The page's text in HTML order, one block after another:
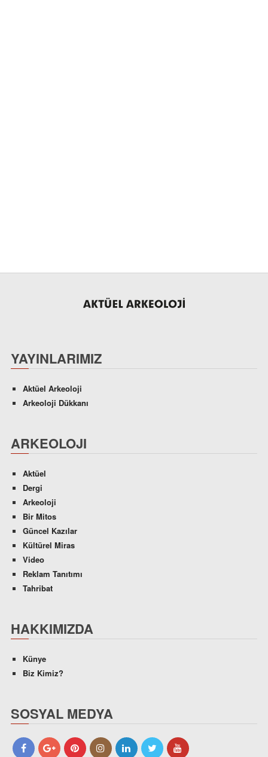
YAYINLARIMIZ
Aktüel Arkeoloji
Arkeoloji Dükkanı
ARKEOLOJI
Aktüel
Dergi
Arkeoloji
Bir Mitos
Güncel Kazılar
Kültürel Miras
Video
Reklam Tanıtımı
Tahribat
HAKKIMIZDA
Künye
Biz Kimiz?
SOSYAL MEDYA